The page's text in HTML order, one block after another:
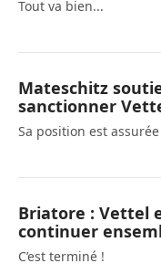
Tout va bien...
Mateschitz
sanctionner
Sa position est assurée
Briatore : Vettel
continuer
C’est terminé !